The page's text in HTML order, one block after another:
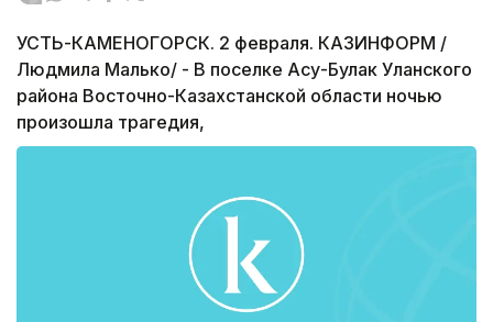
УСТЬ-КАМЕНОГОРСК. 2 февраля. КАЗИНФОРМ /
Людмила Малько/ - В поселке Асу-Булак Уланского
района Восточно-Казахстанской области ночью
произошла трагедия,